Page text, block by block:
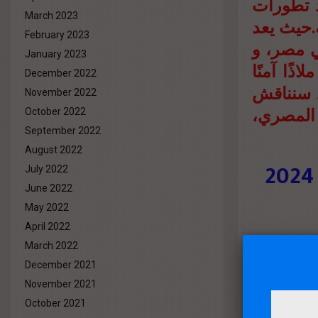
المصري في عام 2024 شهد تطورات
يعد
مصر، و
آمنًا
سنناقش
نتيجة
أسعار
قيمة رأس
March 2023
February 2023
January 2023
December 2022
November 2022
October 2022
September 2022
August 2022
July 2022
June 2022
May 2022
April 2022
March 2022
December 2021
November 2021
October 2021